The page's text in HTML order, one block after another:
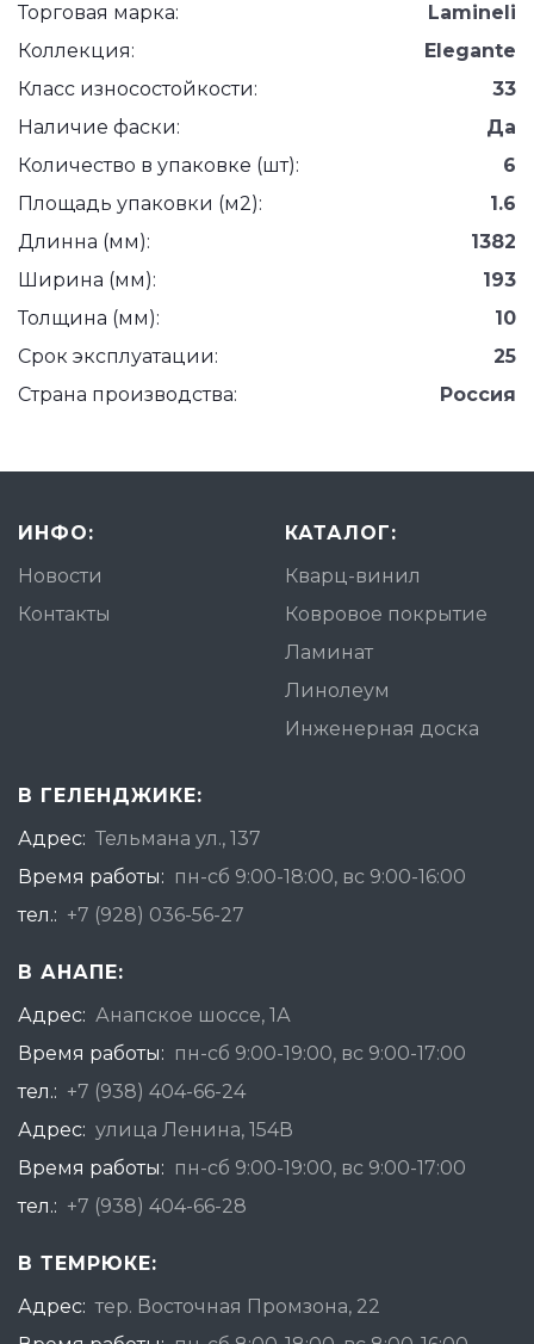
Торговая марка:
Lamineli
Коллекция:
Elegante
Класс износостойкости:
33
Наличие фаски:
Да
Количество в упаковке (шт):
6
Площадь упаковки (м2):
1.6
Длинна (мм):
1382
Ширина (мм):
193
Толщина (мм):
10
Срок эксплуатации:
25
Страна производства:
Россия
ИНФО:
Новости
Контакты
КАТАЛОГ:
Кварц-винил
Ковровое покрытие
Ламинат
Линолеум
Инженерная доска
В ГЕЛЕНДЖИКЕ:
Адрес: Тельмана ул., 137
Время работы: пн-сб 9:00-18:00, вс 9:00-16:00
тел.: +7 (928) 036-56-27
В АНАПЕ:
Адрес: Анапское шоссе, 1А
Время работы: пн-сб 9:00-19:00, вс 9:00-17:00
тел.: +7 (938) 404-66-24
Адрес: улица Ленина, 154В
Время работы: пн-сб 9:00-19:00, вс 9:00-17:00
тел.: +7 (938) 404-66-28
В ТЕМРЮКЕ:
Адрес: тер. Восточная Промзона, 22